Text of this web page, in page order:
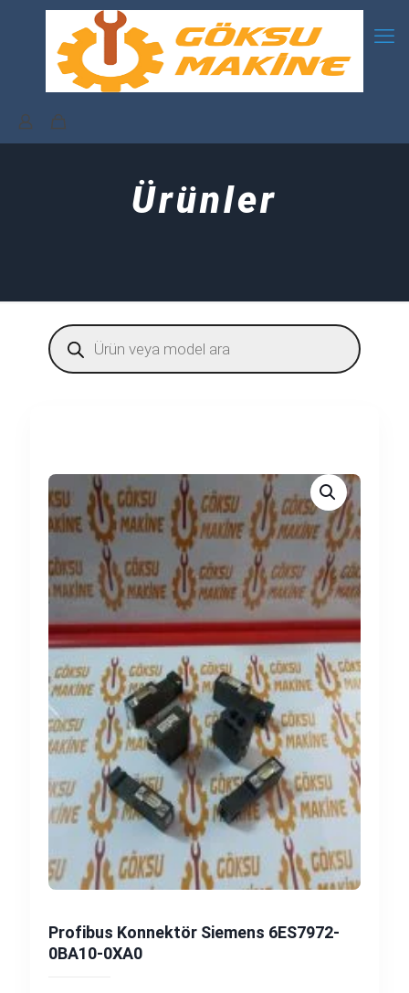
Ürünler
Products
search
Profibus Konnektör Siemens 6ES7972-
0BA10-0XA0